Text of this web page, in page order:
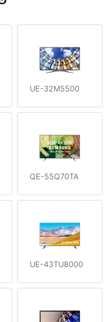
UE-32M5500
QE-55Q70TA
UE-43TU8000